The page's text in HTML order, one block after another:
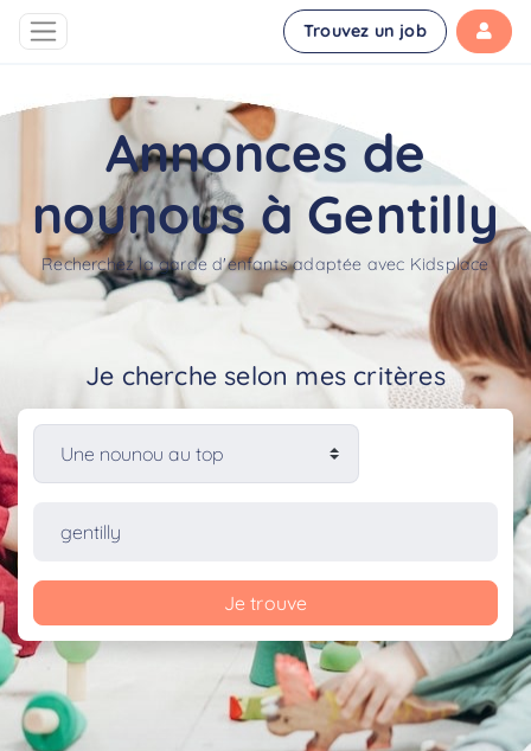
Trouvez un job
Annonces de
nounous à Gentilly
Recherchez la garde d'enfants adaptée avec Kidsplace
Je cherche selon mes critères
Je trouve